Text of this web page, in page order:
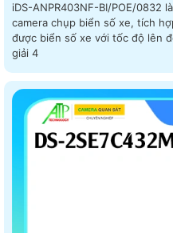
iDS-ANPR403NF-BI/POE/0832
camera chụp biển số xe, tích
được biển số xe với tốc độ lên
giải 4